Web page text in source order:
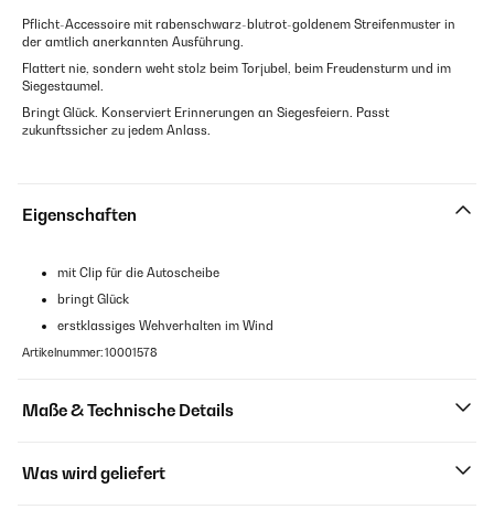
Pflicht-Accessoire mit rabenschwarz-blutrot-goldenem Streifenmuster in
der amtlich anerkannten Ausführung.
Flattert nie, sondern weht stolz beim Torjubel, beim Freudensturm und im
Siegestaumel.
Bringt Glück. Konserviert Erinnerungen an Siegesfeiern. Passt
zukunftssicher zu jedem Anlass.
Eigenschaften
mit Clip für die Autoscheibe
bringt Glück
erstklassiges Wehverhalten im Wind
Artikelnummer: 10001578
Maße & Technische Details
Was wird geliefert